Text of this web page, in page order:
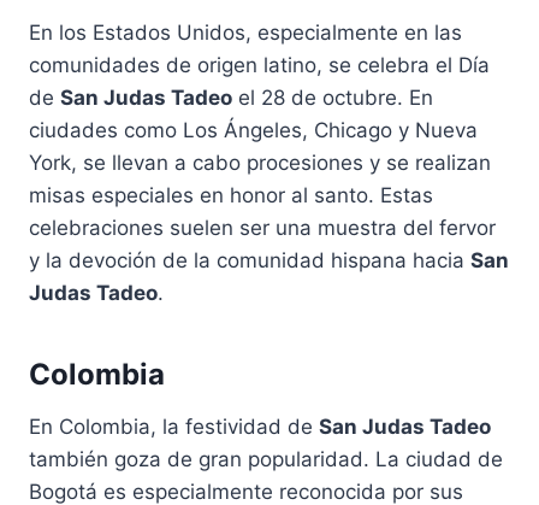
En los Estados Unidos, especialmente en las
comunidades de origen latino, se celebra el Día
de San Judas Tadeo el 28 de octubre. En
ciudades como Los Ángeles, Chicago y Nueva
York, se llevan a cabo procesiones y se realizan
misas especiales en honor al santo. Estas
celebraciones suelen ser una muestra del fervor
y la devoción de la comunidad hispana hacia San
Judas Tadeo.
Colombia
En Colombia, la festividad de San Judas Tadeo
también goza de gran popularidad. La ciudad de
Bogotá es especialmente reconocida por sus